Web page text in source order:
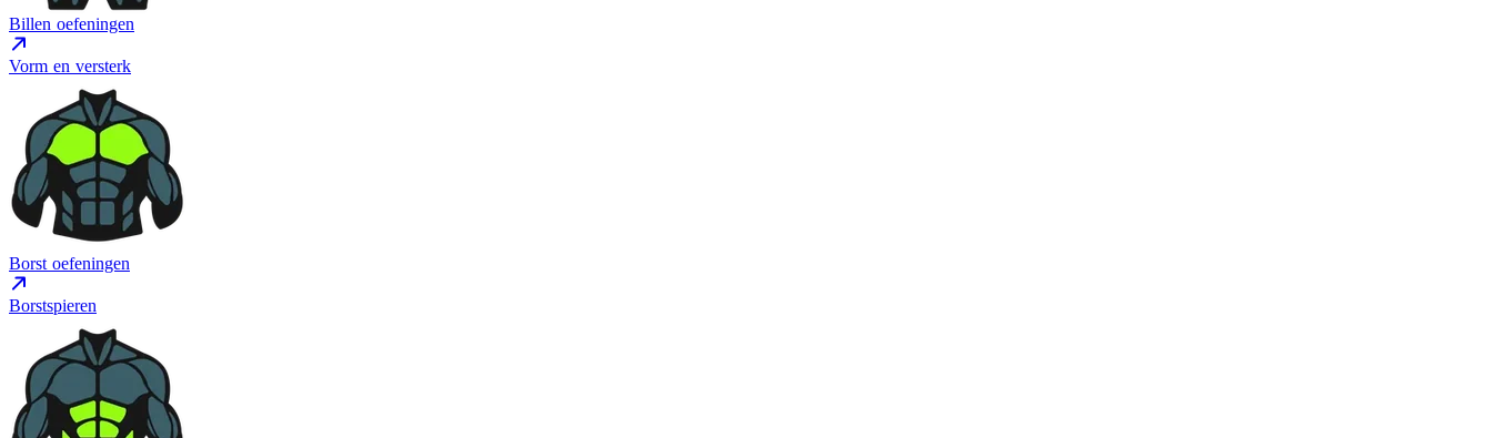
Billen oefeningen
Vorm en versterk
Borst oefeningen
Borstspieren